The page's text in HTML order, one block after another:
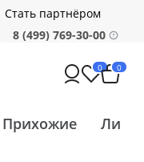
Стать партнёром
8 (499) 769-30-00
0 0
Прихожие